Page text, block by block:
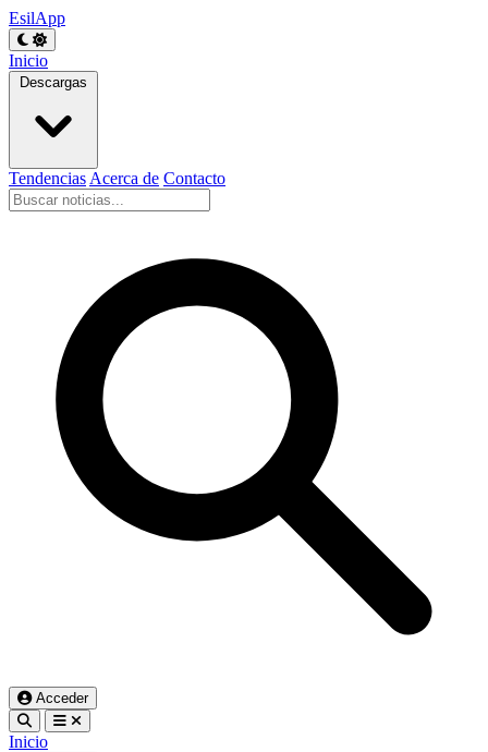
EsilApp
Inicio
Descargas
Tendencias Acerca de Contacto
Acceder
Inicio